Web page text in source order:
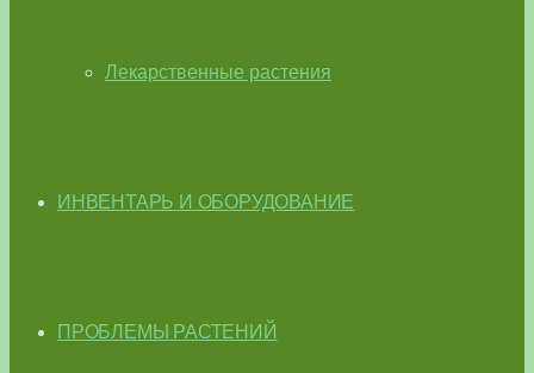
Лекарственные растения
ИНВЕНТАРЬ И ОБОРУДОВАНИЕ
ПРОБЛЕМЫ РАСТЕНИЙ